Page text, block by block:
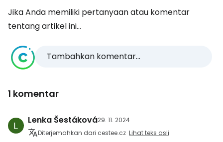
Jika Anda memiliki pertanyaan atau komentar
tentang artikel ini...
Tambahkan komentar...
1 komentar
Lenka Šestáková29. 11. 2024
Diterjemahkan dari cestee.cz Lihat teks asli